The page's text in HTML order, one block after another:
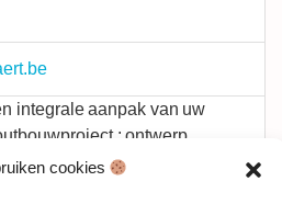
cookies
integrale aanpak van uw
: ontwerp,
gipsvezelplaat,